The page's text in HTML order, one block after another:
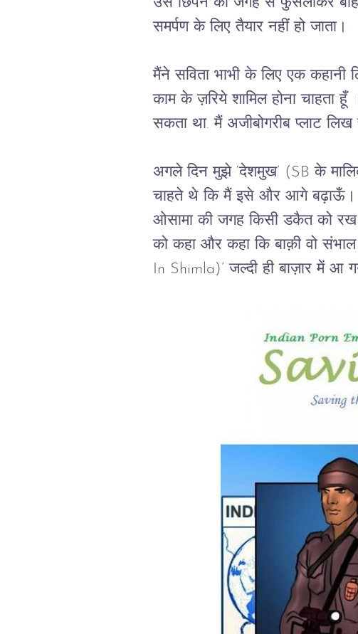
उसे छिपने की जगह से फुसलाकर
समर्पण के लिए तैयार नहीं हो जाता।
मैंने सविता भाभी के लिए एक
काम के ज़रिये शामिल होना चाहता
सकता था. मैं अजीबोगरीब प्लाट
अगले दिन मुझे ‘देशमुख’ (SB के
चाहते थे कि मैं इसे और आगे बढ़ाऊँ।
ओसामा की जगह किसी डकैत को
को कहा और कहा कि बाक़ी वो
In Shimla)’ जल्दी ही बाज़ार में आ